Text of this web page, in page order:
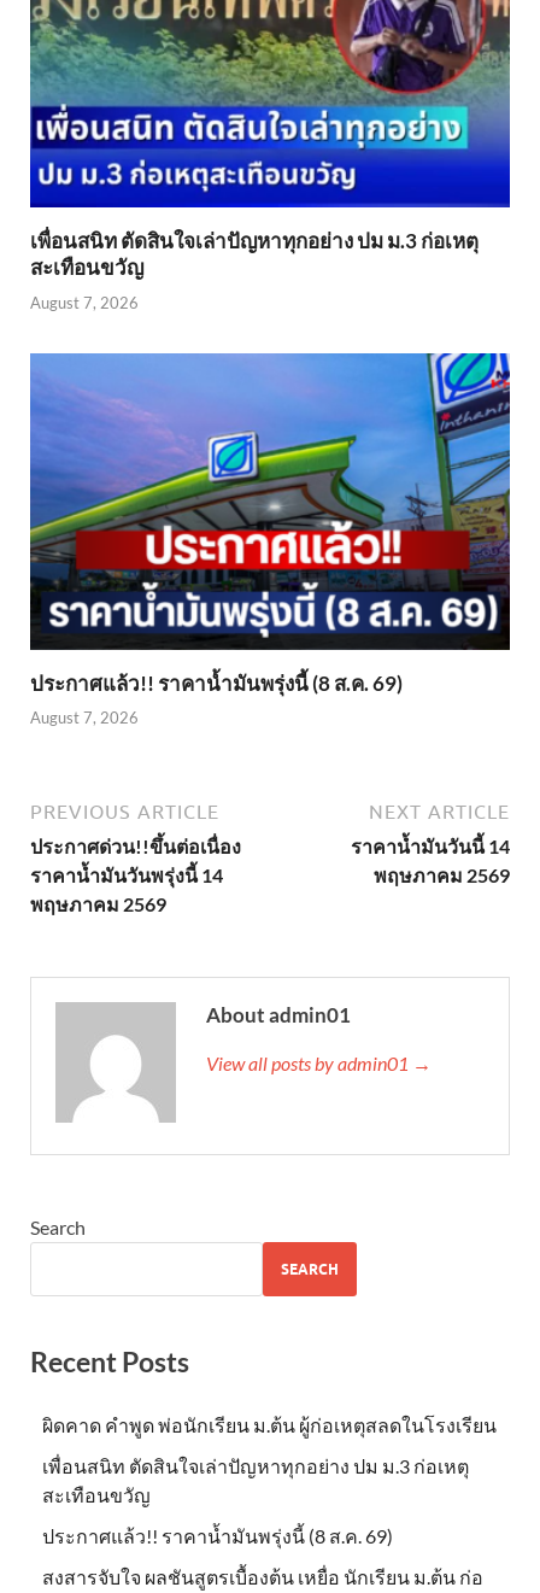
เพื่อนสนิท ตัดสินใจเล่าปัญหาทุกอย่าง ปม ม.3 ก่อเหตุ
สะเทือนขวัญ
August 7, 2026
ประกาศแล้ว!! ราคาน้ำมันพรุ่งนี้ (8 ส.ค. 69)
August 7, 2026
PREVIOUS ARTICLE
ประกาศด่วน!!ขึ้นต่อเนื่อง
ราคาน้ำมันวันพรุ่งนี้ 14
พฤษภาคม 2569
NEXT ARTICLE
ราคาน้ำมันวันนี้ 14
พฤษภาคม 2569
About admin01
View all posts by admin01 →
Search
SEARCH
Recent Posts
ผิดคาด คำพูด พ่อนักเรียน ม.ต้น ผู้ก่อเหตุสลดในโรงเรียน
เพื่อนสนิท ตัดสินใจเล่าปัญหาทุกอย่าง ปม ม.3 ก่อเหตุ
สะเทือนขวัญ
ประกาศแล้ว!! ราคาน้ำมันพรุ่งนี้ (8 ส.ค. 69)
สงสารจับใจ ผลชันสูตรเบื้องต้น เหยื่อ นักเรียน ม.ต้น ก่อ